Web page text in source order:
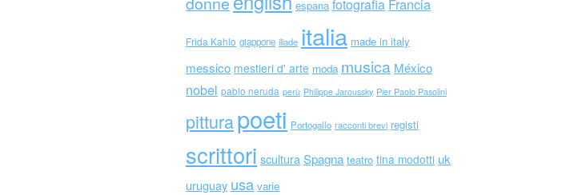
espana fotografia Francia
Frida Kahlo giappone iliade italia made in italy
messico mestieri d' arte moda musica México
nobel pablo neruda perù Philippe Jaroussky Pier Paolo Pasolini
pitturapoeti Portogallo racconti brevi registi
scrittori scultura Spagna teatro tina modotti uk
uruguay usa varie